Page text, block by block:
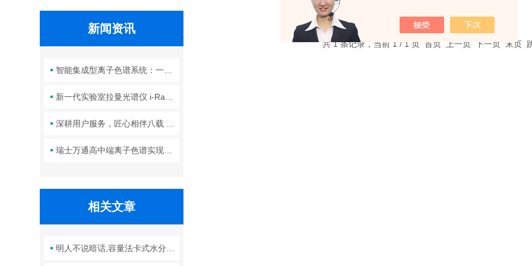
新闻资讯
相关文章
共 1 条记录，当前 1 / 1 页 首页 上一页 下一页 末页